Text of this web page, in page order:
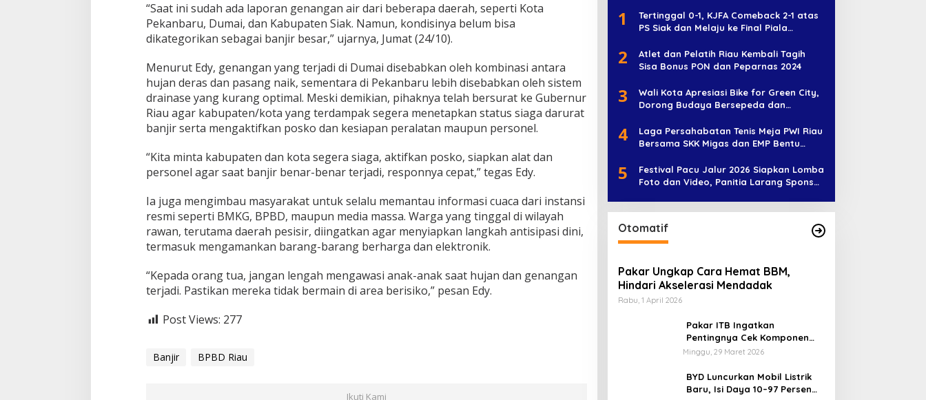
a
S
a
a
H
a
d
a
p
P
o
n
s
i
B
j
i
“Saat ini sudah ada laporan genangan air dari beberapa daerah, seperti Kota
Pekanbaru, Dumai, dan Kabupaten Siak. Namun, kondisinya belum bisa
dikategorikan sebagai banjir besar,” ujarnya, Jumat (24/10).
Menurut Edy, genangan yang terjadi di Dumai disebabkan oleh kombinasi antara
hujan deras dan pasang naik, sementara di Pekanbaru lebih disebabkan oleh sistem
drainase yang kurang optimal. Meski demikian, pihaknya telah bersurat ke Gubernur
Riau agar kabupaten/kota yang terdampak segera menetapkan status siaga darurat
banjir serta mengaktifkan posko dan kesiapan peralatan maupun personel.
“Kita minta kabupaten dan kota segera siaga, aktifkan posko, siapkan alat dan
personel agar saat banjir benar-benar terjadi, responnya cepat,” tegas Edy.
Ia juga mengimbau masyarakat untuk selalu memantau informasi cuaca dari instansi
resmi seperti BMKG, BPBD, maupun media massa. Warga yang tinggal di wilayah
rawan, terutama daerah pesisir, diingatkan agar menyiapkan langkah antisipasi dini,
termasuk mengamankan barang-barang berharga dan elektronik.
“Kepada orang tua, jangan lengah mengawasi anak-anak saat hujan dan genangan
terjadi. Pastikan mereka tidak bermain di area berisiko,” pesan Edy.
Post Views: 277
Banjir BPBD Riau
Ikuti Kami
1
Tertinggal 0-1, KJFA Comeback 2-1 atas
PS Siak dan Melaju ke Final Piala
2
Atlet dan Pelatih Riau Kembali Tagih
Sisa Bonus PON dan Peparnas 2024
3
Wali Kota Apresiasi Bike for Green City,
Dorong Budaya Bersepeda dan
4
Laga Persahabatan Tenis Meja PWI Riau
Bersama SKK Migas dan EMP Bentu
5
Festival Pacu Jalur 2026 Siapkan Lomba
Foto dan Video, Panitia Larang Sponsor
Otomatif
Pakar Ungkap Cara Hemat BBM,
Hindari Akselerasi Mendadak
Rabu, 1 April 2026
Pakar ITB Ingatkan
Pentingnya Cek Komponen
Kendaraan Usai Mudik
Minggu, 29 Maret 2026
BYD Luncurkan Mobil Listrik
Baru, Isi Daya 10–97 Persen